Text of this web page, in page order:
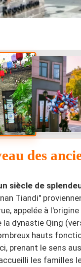
des
siècle de
Tiandi"
appelée à
dynastie Qing
hauts
prenant le sens
les familles